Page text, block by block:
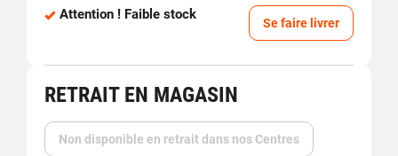
Attention ! Faible stock
Se faire livrer
RETRAIT EN MAGASIN
Non disponible en retrait dans nos Centres